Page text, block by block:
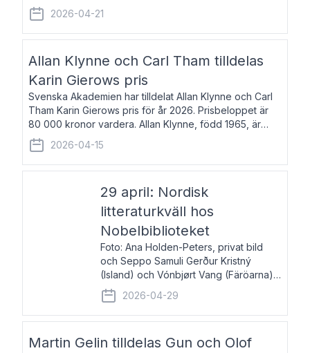
författare, journalist och musiker. Hon skriver
återkommande för Svenska Dagbladet, Ups
2026-04-21
Allan Klynne och Carl Tham tilldelas
Karin Gierows pris
Svenska Akademien har tilldelat Allan Klynne och Carl
Tham Karin Gierows pris för år 2026. Prisbeloppet är
80 000 kronor vardera. Allan Klynne, född 1965, är
arkeolog, författare, översättare och fil.dr i antikens
kultur och samhällsliv. Ut
2026-04-15
29 april: Nordisk
litteraturkväll hos
Nobelbiblioteket
Foto: Ana Holden-Peters, privat bild
och Seppo Samuli Gerður Kristný
(Island) och Vónbjørt Vang (Färöarna)
läser ur sina verk och samtalar med
John Swedenmark. De läser upp på
färöiska, isländska och svenska och
2026-04-29
Martin Gelin tilldelas Gun och Olof